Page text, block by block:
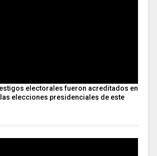
electorales fueron acreditados en
elecciones presidenciales de este